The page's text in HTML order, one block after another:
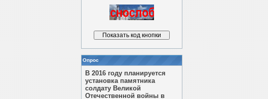
Опрос
В 2016 году планируется
установка памятника
солдату Великой
Отечественной войны в